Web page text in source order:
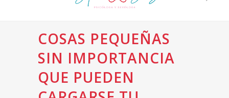
COSAS PEQUEÑAS
SIN IMPORTANCIA
QUE PUEDEN